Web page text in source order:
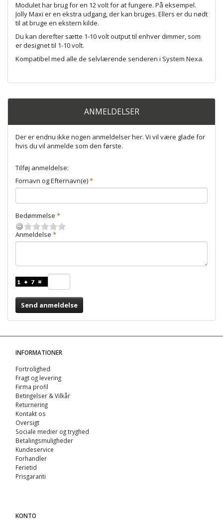
Modulet har brug for en 12 volt for at fungere. På eksempel.
Jolly Maxi er en ekstra udgang, der kan bruges. Ellers er du nødt
til at bruge en ekstern kilde.
Du kan derefter sætte 1-10 volt output til enhver dimmer, som
er designet til 1-10 volt.
Kompatibel med alle de selvlærende senderen i System Nexa.
ANMELDELSER
Der er endnu ikke nogen anmeldelser her. Vi vil være glade for
hvis du vil anmelde som den første.
Tilføj anmeldelse:
Fornavn og Efternavn(e)
Bedømmelse
Anmeldelse
Send anmeldelse
INFORMATIONER
Fortrolighed
Fragt og levering
Firma profil
Betingelser & Vilkår
Returnering
Kontakt os
Oversigt
Sociale medier og tryghed
Betalingsmuligheder
Kundeservice
Forhandler
Ferietid
Prisgaranti
KONTO